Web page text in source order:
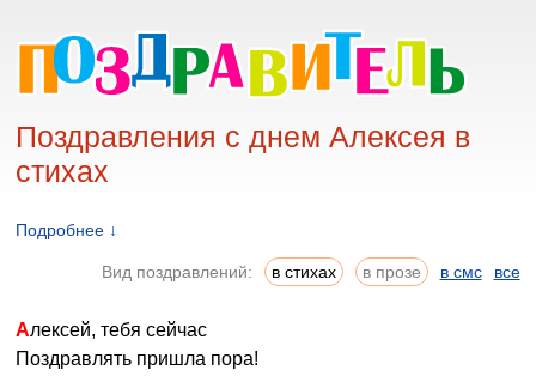
Поздравления с днем Алексея в
стихах
Подробнее ↓
Вид поздравлений: в стихах в прозе в смс все
Алексей, тебя сейчас
Поздравлять пришла пора!